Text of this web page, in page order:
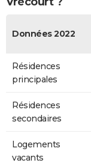
Données 2022
Résidences
principales
Résidences
secondaires
Logements
vacants